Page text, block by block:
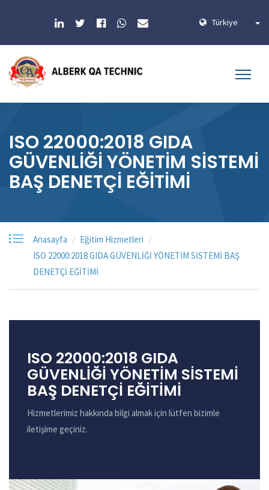
Türkiye
ISO 22000:2018 GIDA
GÜVENLİĞİ YÖNETİM SİSTEMİ
BAŞ DENETÇİ EĞİTİMİ
Anasayfa
Eğitim Hizmetleri
ISO 22000:2018 GIDA GÜVENLİĞİ YÖNETİM SİSTEMİ BAŞ
DENETÇİ EĞİTİMİ
ISO 22000:2018 GIDA
GÜVENLİĞİ YÖNETİM SİSTEMİ
BAŞ DENETÇİ EĞİTİMİ
Hizmetlerimiz hakkında bilgi almak için lütfen bizimle
iletişime geçiniz.